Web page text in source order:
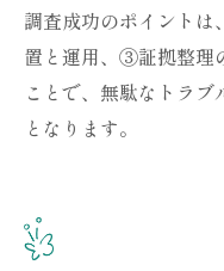
調査成功のポイント
置と運用、③証拠整理
ことで、無駄なトラ
となります。